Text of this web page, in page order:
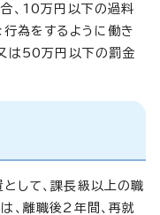
、10万円以下の過料
行為をするように働き
は50万円以下の罰金
して、課長級以上の職
、離職後2年間、再就